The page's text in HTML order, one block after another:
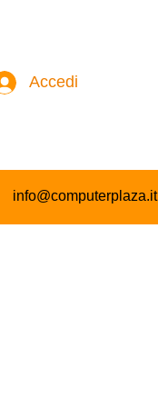
Accedi
info@computerplaza.it